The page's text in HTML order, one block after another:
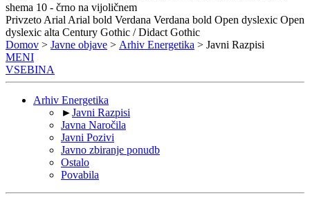
shema 10 - črno na vijoličnem
Privzeto Arial Arial bold Verdana Verdana bold Open dyslexic Open
dyslexic alta Century Gothic / Didact Gothic
Domov > Javne objave > Arhiv Energetika > Javni Razpisi
MENI
VSEBINA
Arhiv Energetika
►Javni Razpisi
Javna Naročila
Javni Pozivi
Javno zbiranje ponudb
Ostalo
Povabila